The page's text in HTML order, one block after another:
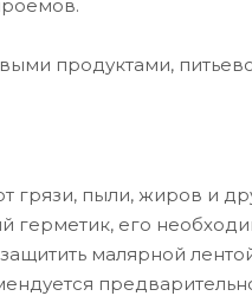
продуктами,
грязи, пыли, жиров и
герметик, его
малярной